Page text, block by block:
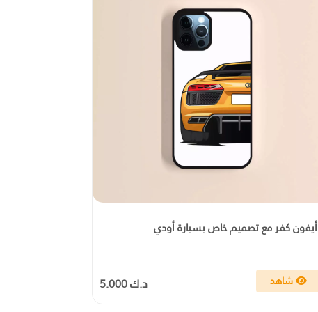
أيفون كفر مع تصميم خاص بسيارة أودي
د.ك 5.000 شاهد